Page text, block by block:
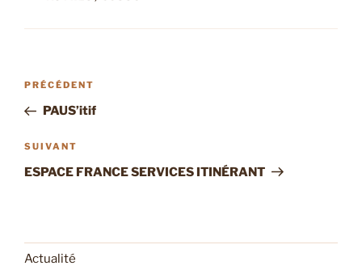
Navigation
l’article
Article
précédent
PRÉCÉDENT
PAUS’itif
Article
suivant
SUIVANT
ESPACE FRANCE SERVICES ITINÉRANT
Actualité